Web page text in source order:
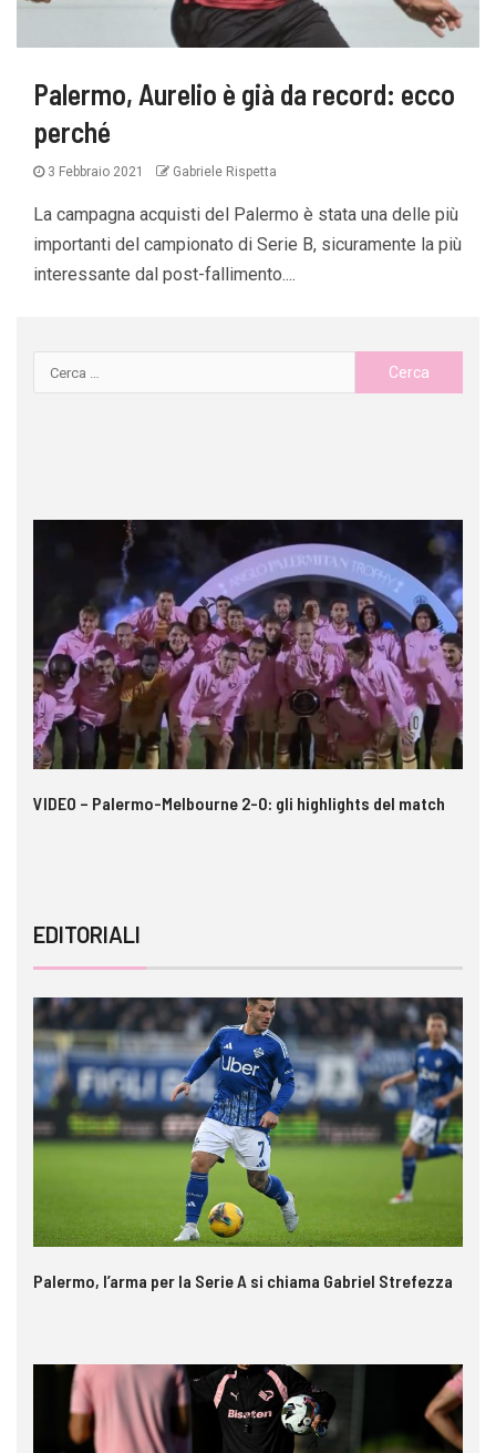
Palermo, Aurelio è già da record: ecco
perché
3 Febbraio 2021 Gabriele Rispetta
La campagna acquisti del Palermo è stata una delle più
importanti del campionato di Serie B, sicuramente la più
interessante dal post-fallimento....
VIDEO – Palermo-Melbourne 2-0: gli highlights del match
EDITORIALI
Palermo, l’arma per la Serie A si chiama Gabriel Strefezza